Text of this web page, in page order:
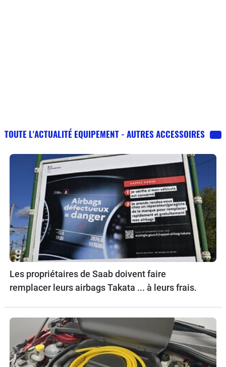
TOUTE L'ACTUALITÉ EQUIPEMENT - AUTRES ACCESSOIRES
Les propriétaires de Saab doivent faire
remplacer leurs airbags Takata ... à leurs frais.